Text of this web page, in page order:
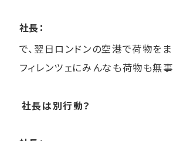
社長：
で、翌日ロンドンの空港で荷物をま
フィレンツェにみんなも荷物も無事
社長は別行動？